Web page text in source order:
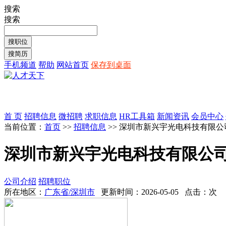
搜索
搜索
手机频道 帮助 网站首页 保存到桌面
首 页 招聘信息 微招聘 求职信息 HR工具箱 新闻资讯 会员中心
当前位置： 首页 >> 招聘信息 >> 深圳市新兴宇光电科技有限公
深圳市新兴宇光电科技有限公司
公司介绍 招聘职位
所在地区： 广东省/深圳市 更新时间：2026-05-05 点击： 次